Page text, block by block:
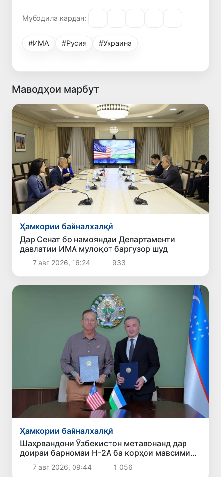
Мубодила кардан:
#ИМА #Русия #Украина
Маводҳои марбут
Ҳамкории байналхалқӣ
Дар Сенат бо намояндаи Департаменти
давлатии ИМА мулоқот баргузор шуд
7 авг 2026, 16:24 933
Ҳамкории байналхалқӣ
Шаҳрвандони Ӯзбекистон метавонанд дар
доираи барномаи H-2A ба корҳои мавсимии
кишоварзӣ дар ИМА сафарбар шаванд
7 авг 2026, 09:44 1 056